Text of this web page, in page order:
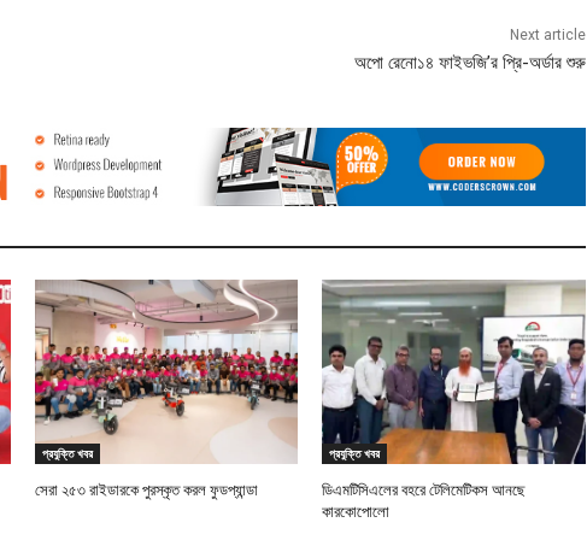
Next article
অপো রেনো১৪ ফাইভজি’র প্রি-অর্ডার শুরু
প্রযুক্তি খবর
সেরা ২৫৩ রাইডারকে পুরস্কৃত করল ফুডপ্যান্ডা
প্রযুক্তি খবর
ডিএমটিসিএলের বহরে টেলিমেটিকস আনছে
কারকোপোলো